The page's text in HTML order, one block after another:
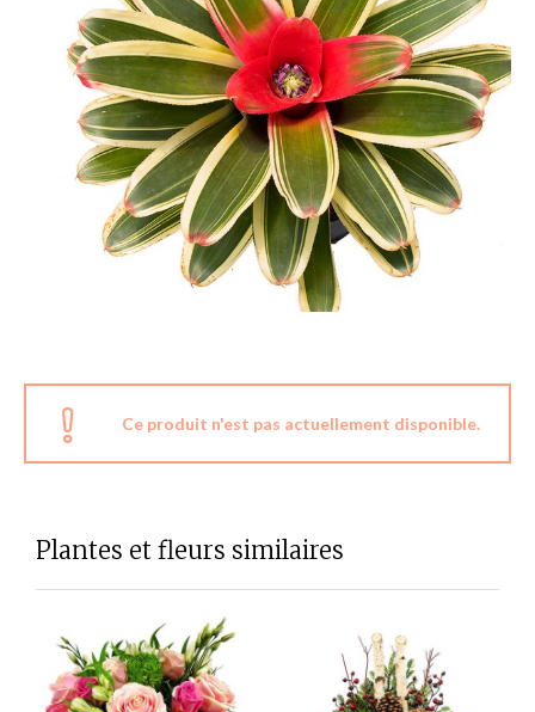
Ce produit n'est pas actuellement disponible.
Plantes et fleurs similaires